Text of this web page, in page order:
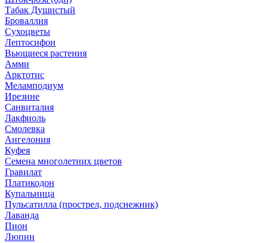
Табак Душистый
Броваллия
Сухоцветы
Лептосифон
Вьющиеся растения
Амми
Арктотис
Меламподиум
Ирезине
Санвиталия
Лакфиоль
Смолевка
Ангелония
Куфея
Семена многолетних цветов
Гравилат
Платикодон
Купальница
Пульсатилла (прострел, подснежник)
Лаванда
Пион
Люпин